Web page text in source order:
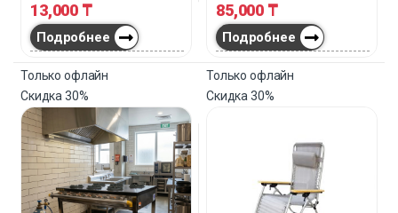
13,000 ₸
Подробнее
85,000 ₸
Подробнее
Только офлайн
Скидка30%
Только офлайн
Скидка30%